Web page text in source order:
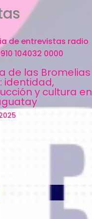
de las Bromelias
identidad,
y cultura en